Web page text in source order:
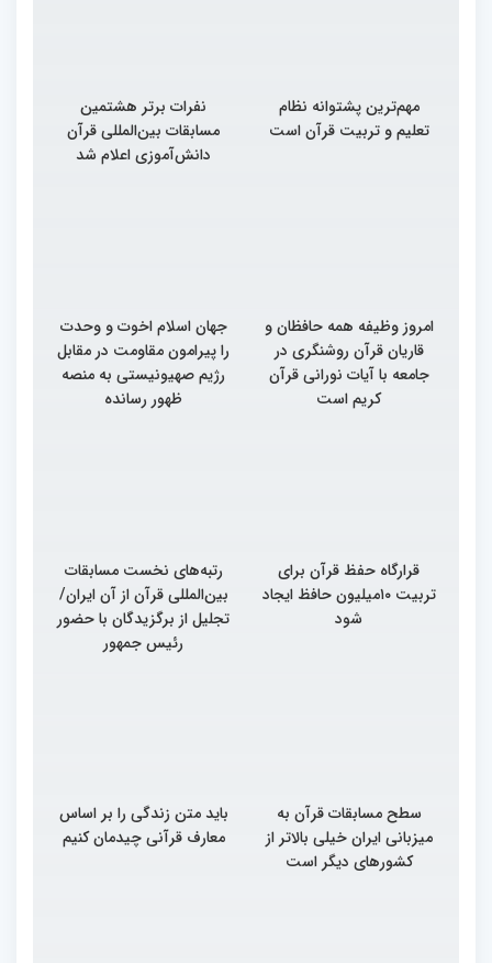
مهم‌ترین پشتوانه نظام
تعلیم و تربیت قرآن است
نفرات برتر هشتمین
مسابقات بین‌المللی قرآن
دانش‌آموزی اعلام شد
امروز وظیفه همه حافظان و
قاریان قرآن روشنگری در
جامعه با آیات نورانی قرآن
کریم است
جهان اسلام اخوت و وحدت
را پیرامون مقاومت در مقابل
رژیم صهیونیستی به منصه
ظهور رسانده
قرارگاه حفظ قرآن برای
تربیت ۱۰میلیون حافظ ایجاد
شود
رتبه‌های نخست مسابقات
بین‌المللی قرآن از آن ایران/
تجلیل از برگزیدگان با حضور
رئیس جمهور
سطح مسابقات قرآن به
میزبانی ایران خیلی بالاتر از
کشورهای دیگر است
باید متن زندگی را بر اساس
معارف قرآنی چیدمان کنیم